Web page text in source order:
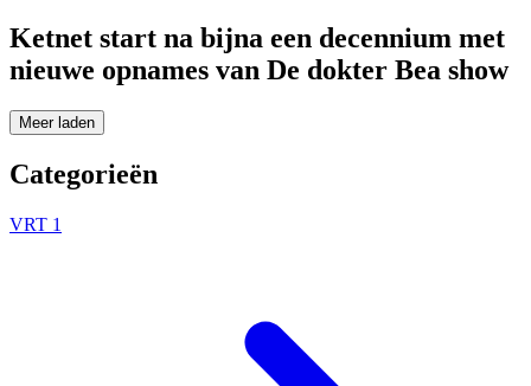
Ketnet start na bijna een decennium met
nieuwe opnames van De dokter Bea show
Meer laden
Categorieën
VRT 1